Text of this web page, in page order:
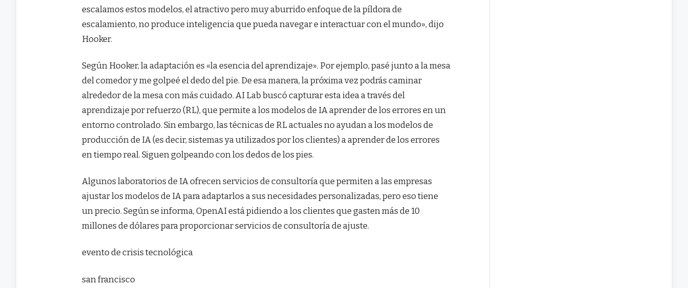
escalamos estos modelos, el atractivo pero muy aburrido enfoque de la píldora de
escalamiento, no produce inteligencia que pueda navegar e interactuar con el mundo», dijo
Hooker.
Según Hooker, la adaptación es «la esencia del aprendizaje». Por ejemplo, pasé junto a la mesa
del comedor y me golpeé el dedo del pie. De esa manera, la próxima vez podrás caminar
alrededor de la mesa con más cuidado. AI Lab buscó capturar esta idea a través del
aprendizaje por refuerzo (RL), que permite a los modelos de IA aprender de los errores en un
entorno controlado. Sin embargo, las técnicas de RL actuales no ayudan a los modelos de
producción de IA (es decir, sistemas ya utilizados por los clientes) a aprender de los errores
en tiempo real. Siguen golpeando con los dedos de los pies.
Algunos laboratorios de IA ofrecen servicios de consultoría que permiten a las empresas
ajustar los modelos de IA para adaptarlos a sus necesidades personalizadas, pero eso tiene
un precio. Según se informa, OpenAI está pidiendo a los clientes que gasten más de 10
millones de dólares para proporcionar servicios de consultoría de ajuste.
evento de crisis tecnológica
san francisco